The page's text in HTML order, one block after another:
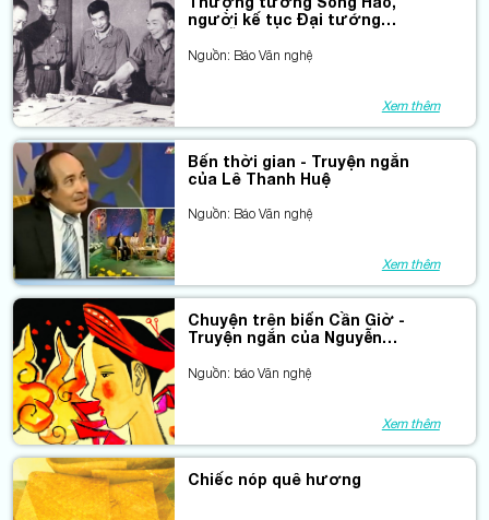
người kế tục Đại tướng
vị Chủ nhiệm TCCT QĐND Việt
Nguồn: Báo Văn nghệ
Xem thêm
Bến thời gian - Truyện ngắn
của Lê Thanh Huệ
Nguồn: Báo Văn nghệ
Xem thêm
Chuyện trên biển Cần Giờ -
Truyện ngắn của Nguyễn
Nguồn: báo Văn nghệ
Xem thêm
Chiếc nóp quê hương